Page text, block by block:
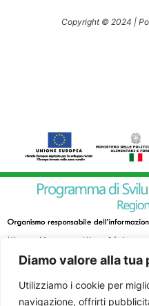
Diamo valore alla tua
Utilizziamo i cookie per
navigazione, offrirti
Copyright © 2024 |